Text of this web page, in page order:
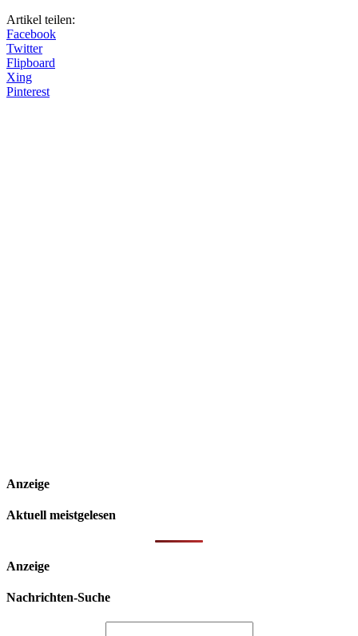
Artikel teilen:
Facebook
Twitter
Flipboard
Xing
Pinterest
Anzeige
Aktuell meistgelesen
Anzeige
Nachrichten-Suche